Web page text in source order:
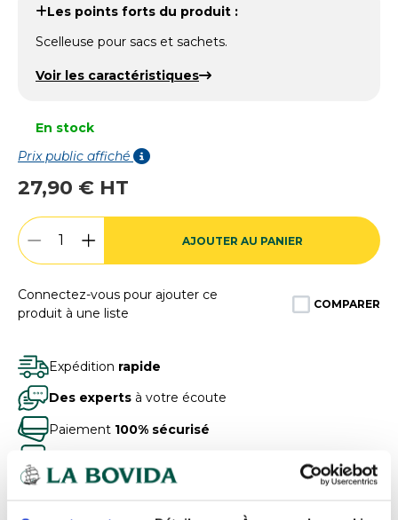
Les points forts du produit :
Scelleuse pour sacs et sachets.
Voir les caractéristiques
En stock
Prix public affiché
27,90 € HT
AJOUTER AU PANIER
Connectez-vous pour ajouter ce
produit à une liste
COMPARER
Expédition rapide
Des experts à votre écoute
Paiement 100% sécurisé